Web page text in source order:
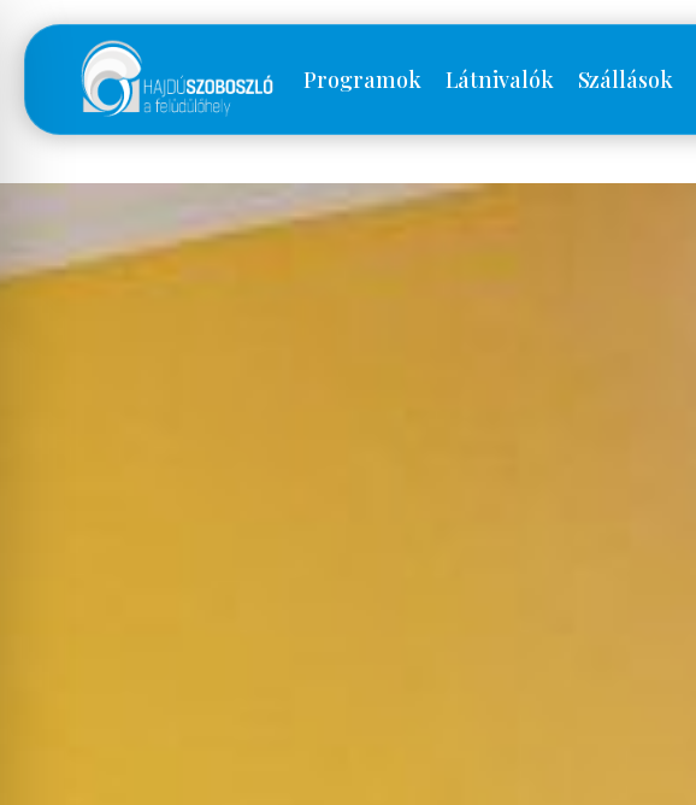
Programok Látnivalók Szállások